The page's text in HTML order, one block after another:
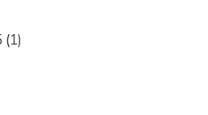
(1)